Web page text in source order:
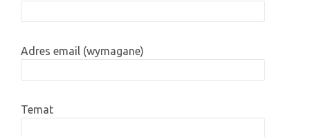
Adres email (wymagane)
Temat